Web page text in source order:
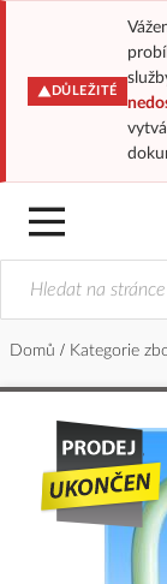
DŮLEŽITÉ
Domů Kategorie
konec
galerie